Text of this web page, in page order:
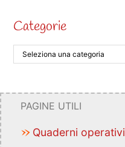
Categorie
PAGINE UTILI
Quaderni operativi